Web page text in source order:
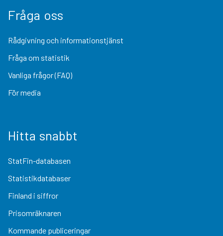
Fråga oss
Rådgivning och informationstjänst
Fråga om statistik
Vanliga frågor (FAQ)
För media
Hitta snabbt
StatFin-databasen
Statistikdatabaser
Finland i siffror
Prisomräknaren
Kommande publiceringar